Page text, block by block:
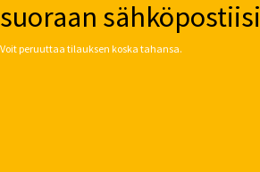
suoraan sähköpostiisi
Voit peruuttaa tilauksen koska tahansa.